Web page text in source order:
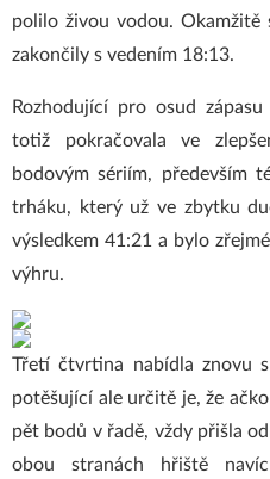
polilo živou vodou.
zakončily s vedením 18:13.
Rozhodující pro osud
totiž pokračovala ve
bodovým sériím, především
trháku, který už ve zbytku
výsledkem 41:21 a bylo
výhru.
Třetí čtvrtina nabídla znovu
potěšující ale určitě je, že
pět bodů v řadě, vždy přišla
obou stranách hřiště